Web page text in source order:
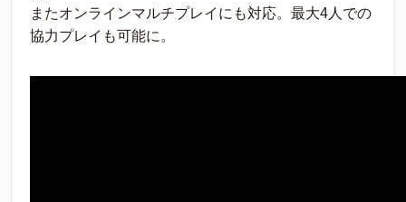
またオンラインマルチプレイにも対応。最大4人での
協力プレイも可能に。